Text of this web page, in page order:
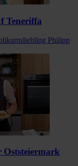
Teneriffa
Philipp
Oststeiermark